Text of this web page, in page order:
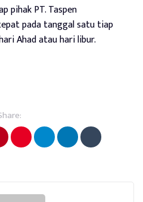
pihak PT. Taspen
pada tanggal satu tiap
Ahad atau hari libur.